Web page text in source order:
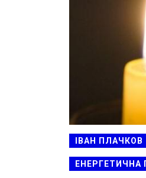
ІВАН ПЛАЧКОВ
ЕНЕРГЕТИЧНА